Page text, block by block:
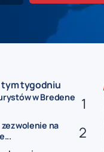
tygodniu
w Bredene
na